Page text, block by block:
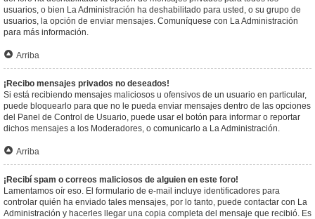
usuarios, o bien La Administración ha deshabilitado para usted, o su grupo de
usuarios, la opción de enviar mensajes. Comuníquese con La Administración
para más información.
Arriba
¡Recibo mensajes privados no deseados!
Si está recibiendo mensajes maliciosos u ofensivos de un usuario en particular,
puede bloquearlo para que no le pueda enviar mensajes dentro de las opciones
del Panel de Control de Usuario, puede usar el botón para informar o reportar
dichos mensajes a los Moderadores, o comunicarlo a La Administración.
Arriba
¡Recibí spam o correos maliciosos de alguien en este foro!
Lamentamos oír eso. El formulario de e-mail incluye identificadores para
controlar quién ha enviado tales mensajes, por lo tanto, puede contactar con La
Administración y hacerles llegar una copia completa del mensaje que recibió. Es